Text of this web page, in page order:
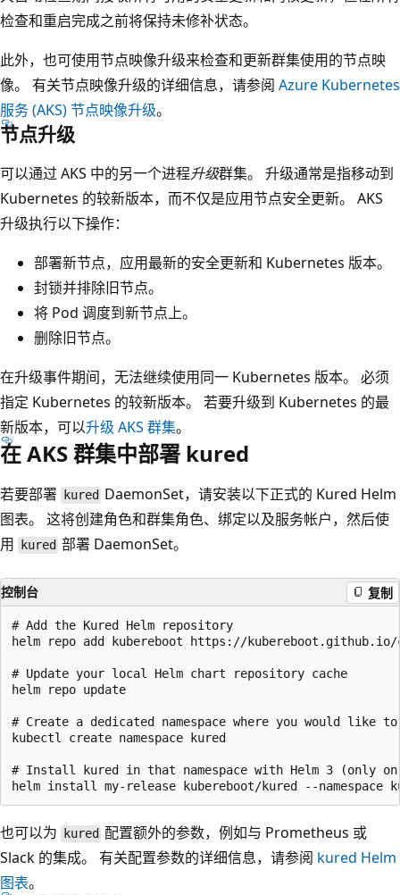
检查和重启完成之前将保持未修补状态。
此外，也可使用节点映像升级来检查和更新群集使用的节点映
像。 有关节点映像升级的详细信息，请参阅 Azure Kubernetes
服务 (AKS) 节点映像升级。
节点升级
可以通过 AKS 中的另一个进程升级群集。 升级通常是指移动到
Kubernetes 的较新版本，而不仅是应用节点安全更新。 AKS
升级执行以下操作：
部署新节点，应用最新的安全更新和 Kubernetes 版本。
封锁并排除旧节点。
将 Pod 调度到新节点上。
删除旧节点。
在升级事件期间，无法继续使用同一 Kubernetes 版本。 必须
指定 Kubernetes 的较新版本。 若要升级到 Kubernetes 的最
新版本，可以升级 AKS 群集。
在 AKS 群集中部署 kured
若要部署 kured DaemonSet，请安装以下正式的 Kured Helm
图表。 这将创建角色和群集角色、绑定以及服务帐户，然后使
用
kured 部署 DaemonSet。
控制台 复制
# Add the Kured Helm repository
helm repo add kubereboot https://
# Update your local Helm chart repository cache
helm repo update
# Create a dedicated namespace where you would like
kubectl create namespace kured
# Install kured in that namespace with Helm 3 (only
也可以为 kured 配置额外的参数，例如与 Prometheus 或
Slack 的集成。 有关配置参数的详细信息，请参阅 kured Helm
图表。